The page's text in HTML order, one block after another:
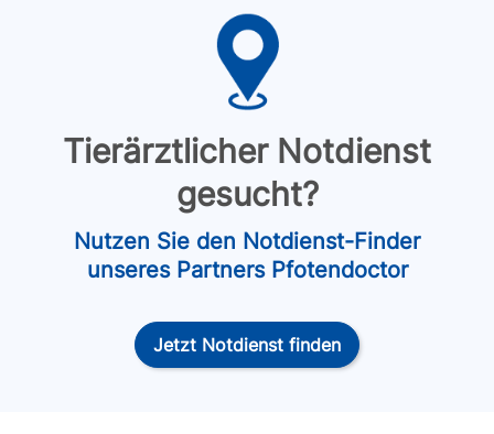
Tierärztlicher Notdienst
gesucht?
Nutzen Sie den Notdienst-Finder
unseres Partners Pfotendoctor
Jetzt Notdienst finden